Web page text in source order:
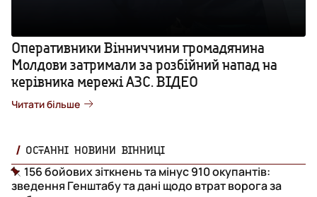
Оперативники Вінниччини громадянина
Молдови затримали за розбійний напад на
керівника мережі АЗС. ВІДЕО
Читати більше
ОСТАННІ НОВИНИ ВІННИЦІ
156 бойових зіткнень та мінус 910 окупантів:
зведення Генштабу та дані щодо втрат ворога за